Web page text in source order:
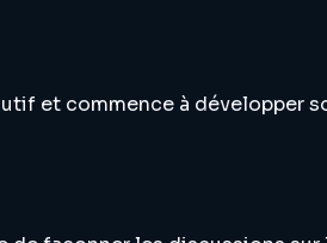
et commence à développer